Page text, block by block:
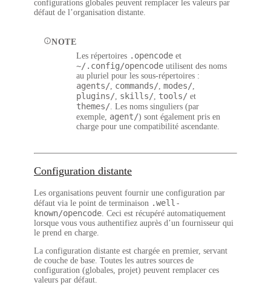
configurations globales peuvent remplacer les valeurs par
défaut de l’organisation distante.
NOTE
Les répertoires .opencode et
~/.config/opencode utilisent des noms
au pluriel pour les sous-répertoires :
agents/ commands/ modes/
plugins/ skills/ tools/ et
themes/ . Les noms singuliers (par
exemple, agent/) sont également pris en
charge pour une compatibilité ascendante.
Configuration distante
Les organisations peuvent fournir une configuration par
défaut via le point de terminaison .well-
known/opencode . Ceci est récupéré automatiquement
lorsque vous vous authentifiez auprès d’un fournisseur qui
le prend en charge.
La configuration distante est chargée en premier, servant
de couche de base. Toutes les autres sources de
configuration (globales, projet) peuvent remplacer ces
valeurs par défaut.